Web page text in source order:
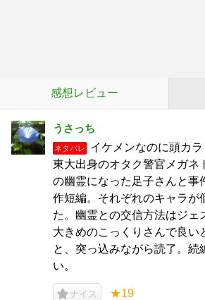
感想レビュー
うさっち
ネタバレ
イケメンなのに頭カ
東大出身のオタク警官メガネ
の幽霊になった足子さんと事
作短編。それぞれのキャラが
た。幽霊との交信方法はジェ
大きめのこっくりさんで良
と、突っ込みながら読了。続
い。
ナイス ★19